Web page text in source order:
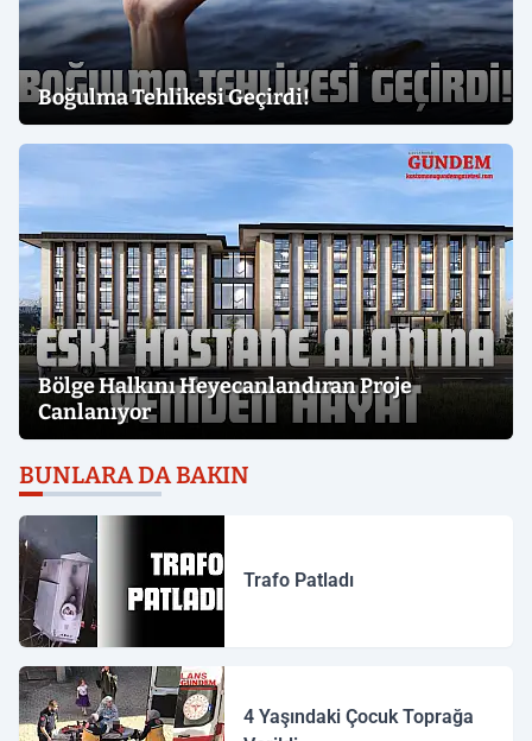
Boğulma Tehlikesi Geçirdi!
Bölge Halkını Heyecanlandıran Proje
Canlanıyor
BUNLARA DA BAKIN
Trafo Patladı
4 Yaşındaki Çocuk Toprağa